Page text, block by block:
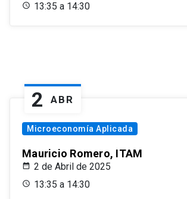
13:35 a 14:30
2 ABR
Microeconomía Aplicada
Mauricio Romero, ITAM
2 de Abril de 2025
13:35 a 14:30